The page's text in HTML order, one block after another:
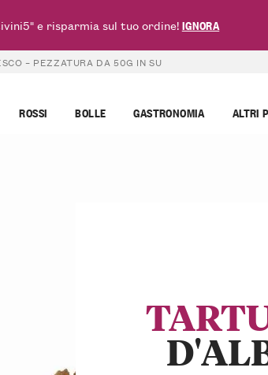
– PEZZATURA DA 50G IN SU
ROSSI BOLLE GASTRONOMIA ALTRI
e risparmia sul tuo ordine!IGNORA